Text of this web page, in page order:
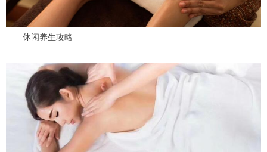
休闲养生攻略